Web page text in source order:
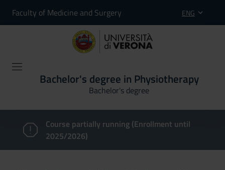
Faculty of Medicine and Surgery ENG
Bachelor's degree in Physiotherapy
Bachelor's degree
Course partially running (Enrollment until
2025/2026)